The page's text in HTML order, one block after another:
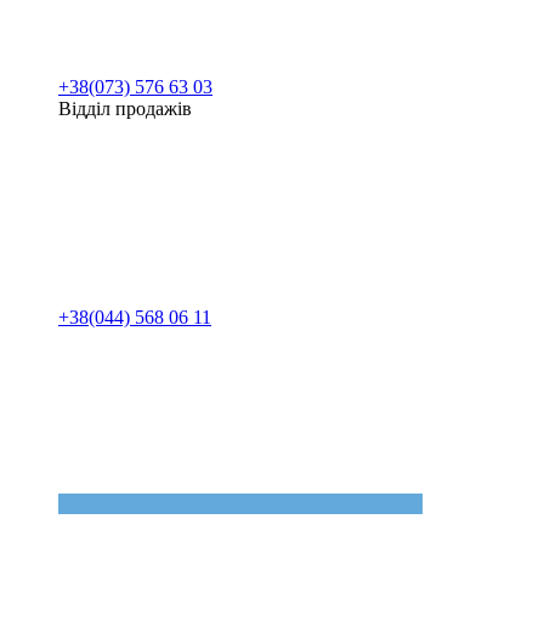
+38(073) 576 63 03
Відділ продажів
+38(044) 568 06 11